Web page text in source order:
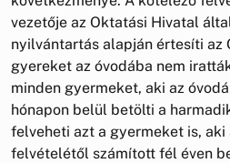
vezetője az Oktatási Hivatal
nyilvántartás alapján értesíti az
gyereket az óvodába nem
minden gyermeket, aki az
hónapon belül betölti a
felveheti azt a gyermeket is,
felvételétől számított fél éven